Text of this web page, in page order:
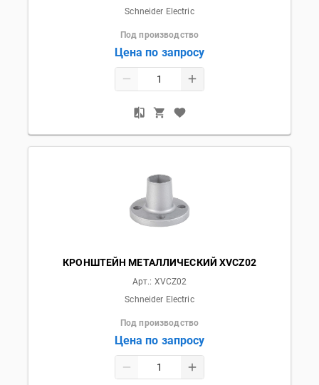
Schneider Electric
Под производство
Цена по запросу
КРОНШТЕЙН МЕТАЛЛИЧЕСКИЙ XVCZ02
Арт.: XVCZ02
Schneider Electric
Под производство
Цена по запросу